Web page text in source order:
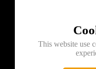
This website use
Kontakt